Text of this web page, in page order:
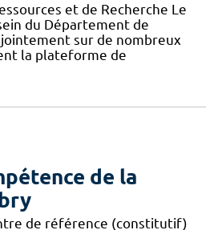
et de Recherche Le
du Département de
sur de nombreux
la plateforme de
de la
de référence (constitutif)